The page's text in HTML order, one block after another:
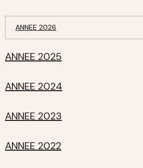
ANNEE 2026
ANNEE 2025
ANNEE 2024
ANNEE 2023
ANNEE 2022